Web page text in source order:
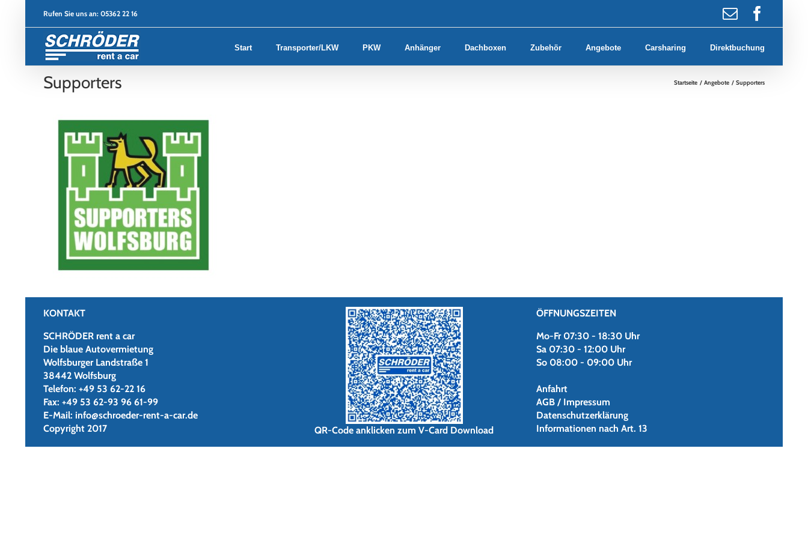
Rufen Sie uns an: 05362 22 16
E-
Mail
Start Transporter/LKW PKW Anhänger Dachboxen Zubehör Angebote Carsharing Direktbuchung
Supporters Startseite Angebote Supporters
KONTAKT
SCHRÖDER rent a car
Die blaue Autovermietung
Wolfsburger Landstraße 1
38442 Wolfsburg
Telefon: +49 53 62-22 16
Fax: +49 53 62-93 96 61-99
E-Mail: info@schroeder-rent-a-car.de
Copyright 2017
QR-Code anklicken zum V-Card Download
ÖFFNUNGSZEITEN
Mo-Fr 07:30 - 18:30 Uhr
Sa 07:30 - 12:00 Uhr
So 08:00 - 09:00 Uhr
Anfahrt
AGB / Impressum
Datenschutzerklärung
Informationen nach Art. 13